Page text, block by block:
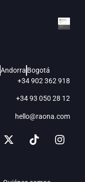
Andorra Bogotá
+34 902 362 918
+34 93 050 28 12
hello@raona.com